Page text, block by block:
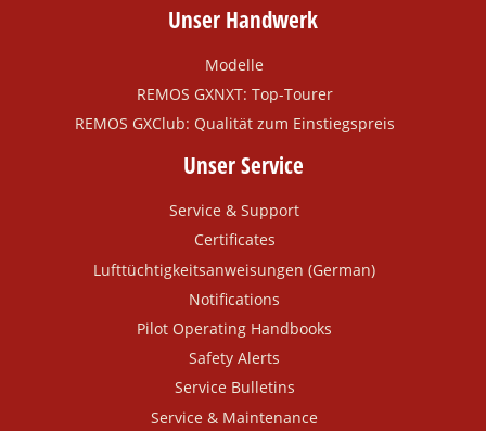
Unser Handwerk
Modelle
REMOS GXNXT: Top-Tourer
REMOS GXClub: Qualität zum Einstiegspreis
Unser Service
Service & Support
Certificates
Lufttüchtigkeitsanweisungen (German)
Notifications
Pilot Operating Handbooks
Safety Alerts
Service Bulletins
Service & Maintenance